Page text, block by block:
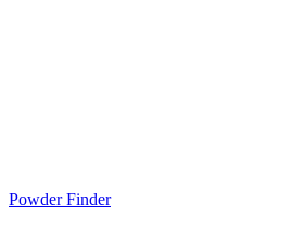
Powder Finder